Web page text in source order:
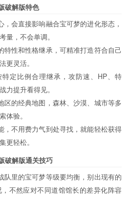
破解版特色
会直接影响融合宝可梦的进化形态，
量，不会单调。
特性和性格继承，可精准打造符合自己
更灵活。
定比例合理继承，攻防速、HP、特
力提升看得见。
区的经典地图，森林、沙漠、城市等多
体验。
，不用费力气到处寻找，就能轻松获得
更轻松。
破解版通关技巧
队里的宝可梦等级要均衡，别出现有的
不然应对不同道馆馆长的差异化阵容